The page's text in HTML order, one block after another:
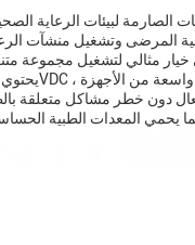
الصارمة لبيئات الرعاية
المرضى وتشغيل منشآت